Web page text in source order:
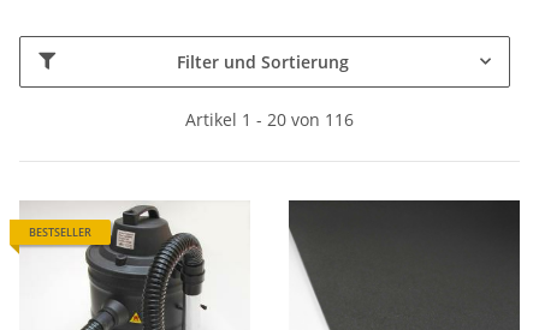
Filter und Sortierung
Artikel 1 - 20 von 116
BESTSELLER